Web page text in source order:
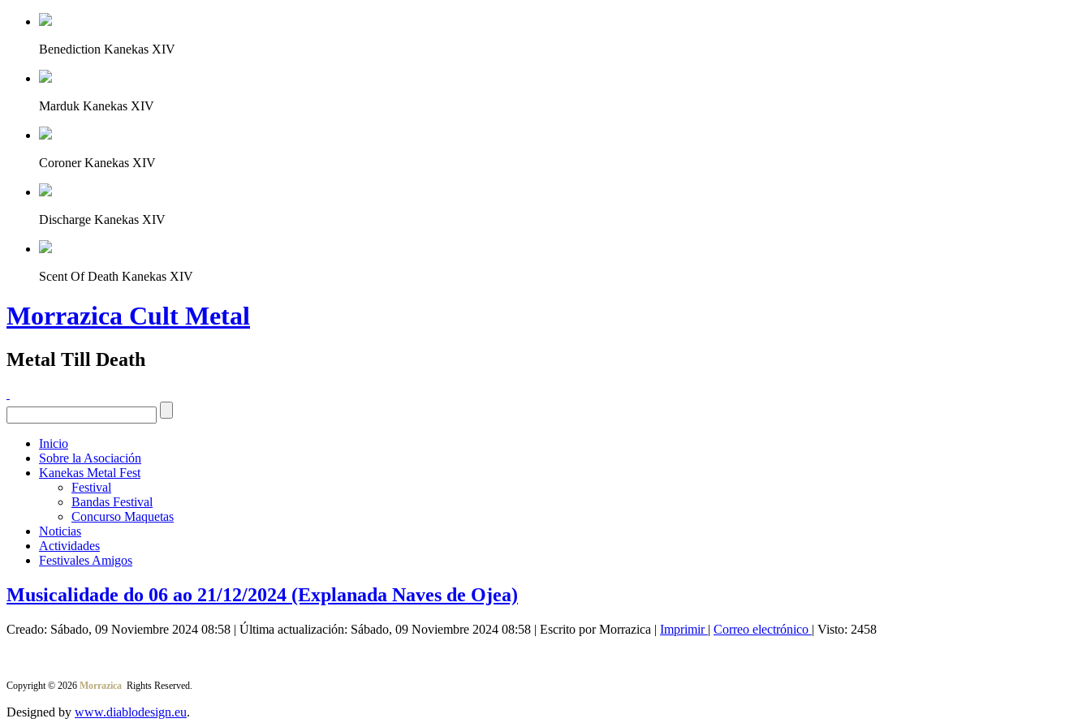
Benediction Kanekas XIV
Marduk Kanekas XIV
Coroner Kanekas XIV
Discharge Kanekas XIV
Scent Of Death Kanekas XIV
Morrazica Cult Metal
Metal Till Death
Inicio
Sobre la Asociación
Kanekas Metal Fest
Festival
Bandas Festival
Concurso Maquetas
Noticias
Actividades
Festivales Amigos
Musicalidade do 06 ao 21/12/2024 (Explanada Naves de Ojea)
Creado: Sábado, 09 Noviembre 2024 08:58 | Última actualización: Sábado, 09 Noviembre 2024 08:58 | Escrito por Morrazica | Imprimir | Correo electrónico | Visto: 2458
Copyright © 2026 Morrazica Rights Reserved.
Designed by www.diablodesign.eu.